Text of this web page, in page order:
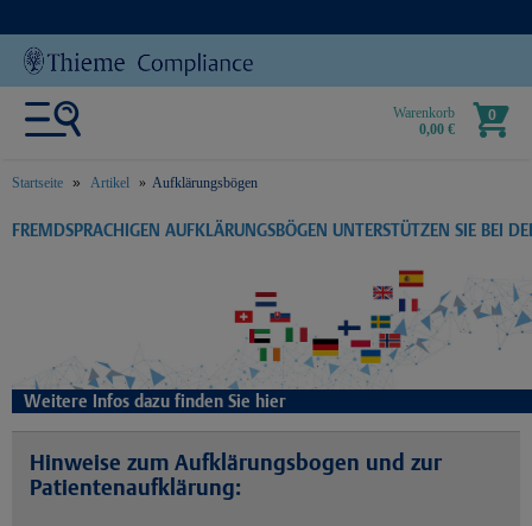
Warenkorb
0,00 €
0
Startseite Artikel Aufklärungsbögen
text.skipToContent
text.skipToNavigation
FREMDSPRACHIGEN AUFKLÄRUNGSBÖGEN UNTERSTÜTZEN SIE BEI
Weitere Infos dazu finden Sie hier
Hinweise zum Aufklärungsbogen und zur
Patientenaufklärung: